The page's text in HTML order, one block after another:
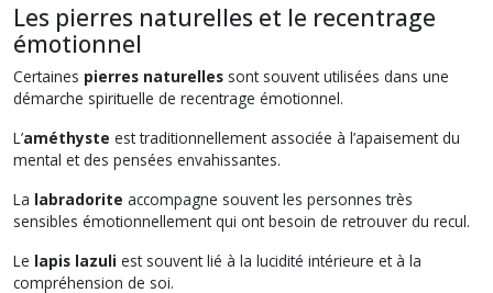
Les pierres naturelles et le recentrage
émotionnel
Certaines pierres naturelles sont souvent utilisées dans une
démarche spirituelle de recentrage émotionnel.
L’améthyste est traditionnellement associée à l’apaisement du
mental et des pensées envahissantes.
La labradorite accompagne souvent les personnes très
sensibles émotionnellement qui ont besoin de retrouver du recul.
Le lapis lazuli est souvent lié à la lucidité intérieure et à la
compréhension de soi.